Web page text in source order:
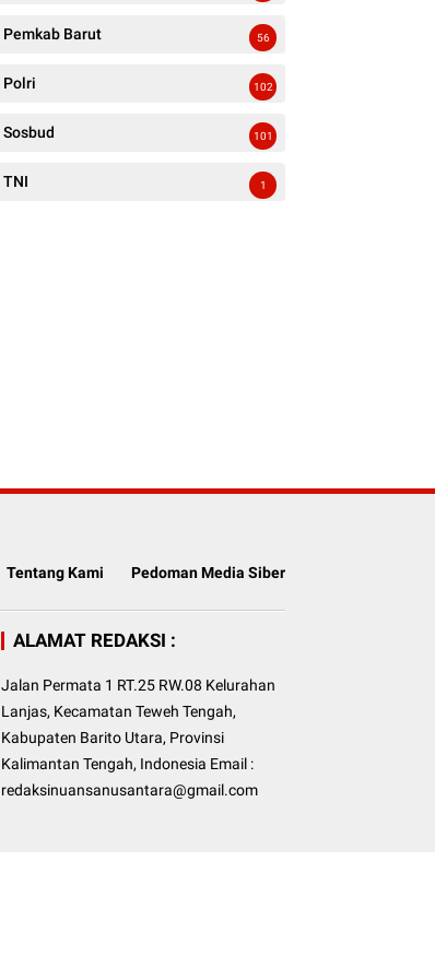
Pemkab Barut 56
Polri 102
Sosbud 101
TNI 1
Tentang Kami Pedoman Media Siber
ALAMAT REDAKSI :
Jalan Permata 1 RT.25 RW.08 Kelurahan
Lanjas, Kecamatan Teweh Tengah,
Kabupaten Barito Utara, Provinsi
Kalimantan Tengah, Indonesia Email :
redaksinuansanusantara@gmail.com